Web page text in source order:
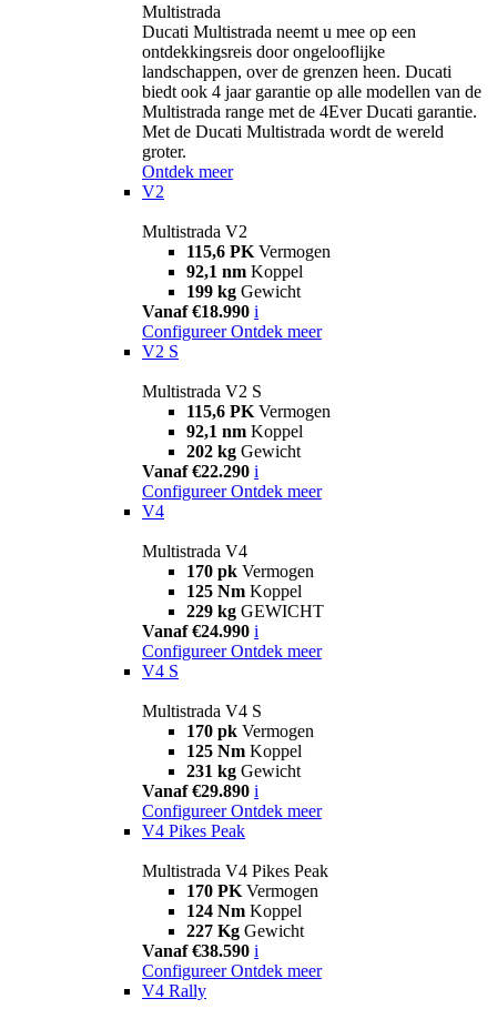
Multistrada
Ducati Multistrada neemt u mee op een
ontdekkingsreis door ongelooflijke
landschappen, over de grenzen heen. Ducati
biedt ook 4 jaar garantie op alle modellen van de
Multistrada range met de 4Ever Ducati garantie.
Met de Ducati Multistrada wordt de wereld
groter.
Ontdek meer
V2
Multistrada V2
115,6 PK Vermogen
92,1 nm Koppel
199 kg Gewicht
Vanaf €18.990 i
Configureer Ontdek meer
V2 S
Multistrada V2 S
115,6 PK Vermogen
92,1 nm Koppel
202 kg Gewicht
Vanaf €22.290 i
Configureer Ontdek meer
V4
Multistrada V4
170 pk Vermogen
125 Nm Koppel
229 kg GEWICHT
Vanaf €24.990 i
Configureer Ontdek meer
V4 S
Multistrada V4 S
170 pk Vermogen
125 Nm Koppel
231 kg Gewicht
Vanaf €29.890 i
Configureer Ontdek meer
V4 Pikes Peak
Multistrada V4 Pikes Peak
170 PK Vermogen
124 Nm Koppel
227 Kg Gewicht
Vanaf €38.590 i
Configureer Ontdek meer
V4 Rally